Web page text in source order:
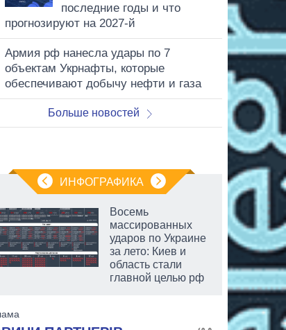
последние годы и что
прогнозируют на 2027-й
Армия рф нанесла удары по 7
объектам Укрнафты, которые
обеспечивают добычу нефти и газа
Больше новостей
ИНФОГРАФИКА
Восемь
массированных
ударов по Украине
за лето: Киев и
область стали
главной целью рф